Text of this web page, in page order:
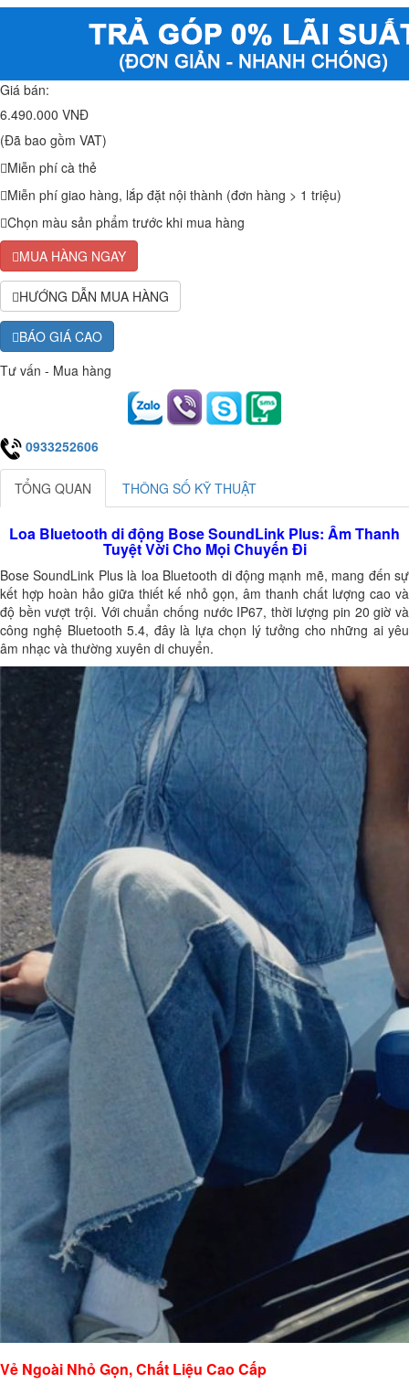
Giá bán:
6.490.000 VNĐ
(Đã bao gồm VAT)
Miễn phí cà thẻ
Miễn phí giao hàng, lắp đặt nội thành (đơn hàng > 1 triệu)
Chọn màu sản phẩm trước khi mua hàng
MUA HÀNG NGAY
HƯỚNG DẪN MUA HÀNG
BÁO GIÁ CAO
Tư vấn - Mua hàng
0933252606
TỔNG QUAN THÔNG SỐ KỸ THUẬT
Loa Bluetooth di động Bose SoundLink Plus: Âm Thanh
Tuyệt Vời Cho Mọi Chuyến Đi
Bose SoundLink Plus là loa Bluetooth di động mạnh mẽ, mang đến sự
kết hợp hoàn hảo giữa thiết kế nhỏ gọn, âm thanh chất lượng cao và
độ bền vượt trội. Với chuẩn chống nước IP67, thời lượng pin 20 giờ và
công nghệ Bluetooth 5.4, đây là lựa chọn lý tưởng cho những ai yêu
âm nhạc và thường xuyên di chuyển.
Vẻ Ngoài Nhỏ Gọn, Chất Liệu Cao Cấp